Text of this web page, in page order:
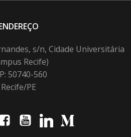
s/n, Cidade Universitária
Recife)
50740-560
Recife/PE